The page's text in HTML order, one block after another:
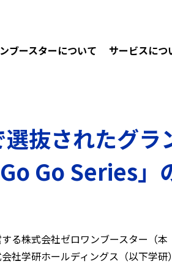
ブースターについて サービスにつ
抜されたグ
Go Series」
る株式会社ゼロワンブースター（本
学研ホールディングス（以下学研）